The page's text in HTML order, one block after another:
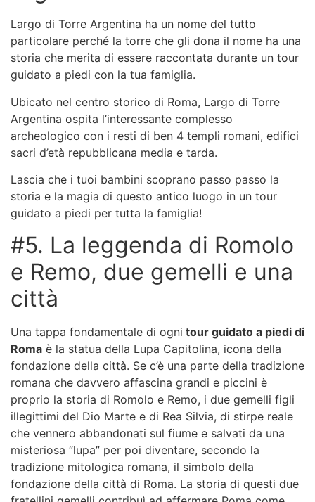
Largo di Torre Argentina ha un nome del tutto
particolare perché la torre che gli dona il nome ha una
storia che merita di essere raccontata durante un tour
guidato a piedi con la tua famiglia.
Ubicato nel centro storico di Roma, Largo di Torre
Argentina ospita l’interessante complesso
archeologico con i resti di ben 4 templi romani, edifici
sacri d’età repubblicana media e tarda.
Lascia che i tuoi bambini scoprano passo passo la
storia e la magia di questo antico luogo in un tour
guidato a piedi per tutta la famiglia!
#5. La leggenda di Romolo
e Remo, due gemelli e una
città
Una tappa fondamentale di ogni tour guidato a piedi di
Roma è la statua della Lupa Capitolina, icona della
fondazione della città. Se c’è una parte della tradizione
romana che davvero affascina grandi e piccini è
proprio la storia di Romolo e Remo, i due gemelli figli
illegittimi del Dio Marte e di Rea Silvia, di stirpe reale
che vennero abbandonati sul fiume e salvati da una
misteriosa “lupa” per poi diventare, secondo la
tradizione mitologica romana, il simbolo della
fondazione della città di Roma. La storia di questi due